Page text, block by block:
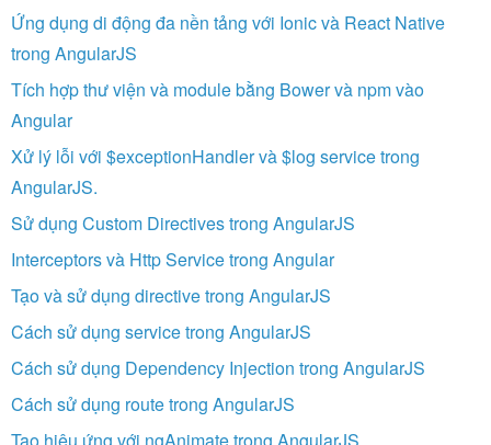
Ứng dụng di động đa nền tảng với Ionic và React Native
trong AngularJS
Tích hợp thư viện và module bằng Bower và npm vào
Angular
Xử lý lỗi với $exceptionHandler và $log service trong
AngularJS.
Sử dụng Custom Directives trong AngularJS
Interceptors và Http Service trong Angular
Tạo và sử dụng directive trong AngularJS
Cách sử dụng service trong AngularJS
Cách sử dụng Dependency Injection trong AngularJS
Cách sử dụng route trong AngularJS
Tạo hiệu ứng với ngAnimate trong AngularJS